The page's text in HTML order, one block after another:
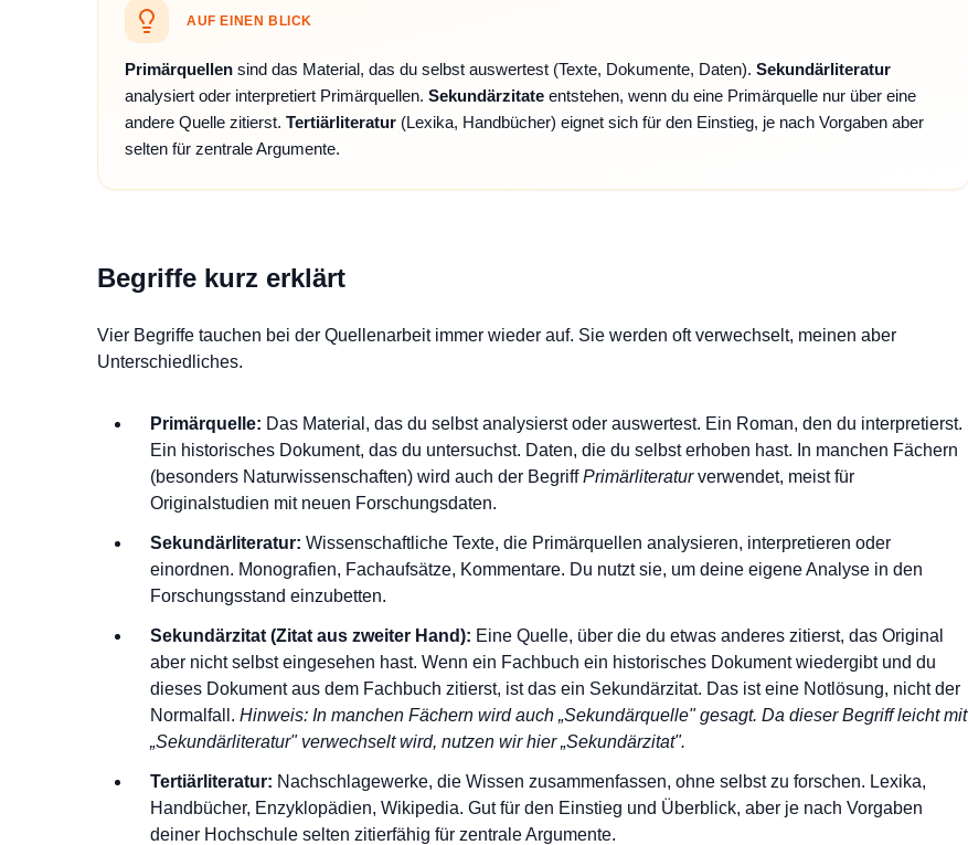
AUF EINEN BLICK
Primärquellen sind das Material, das du selbst auswertest (Texte, Dokumente, Daten). Sekundärliteratur
analysiert oder interpretiert Primärquellen. Sekundärzitate entstehen, wenn du eine Primärquelle nur über eine
andere Quelle zitierst. Tertiärliteratur (Lexika, Handbücher) eignet sich für den Einstieg, je nach Vorgaben aber
selten für zentrale Argumente.
Begriffe kurz erklärt
Vier Begriffe tauchen bei der Quellenarbeit immer wieder auf. Sie werden oft verwechselt, meinen aber
Unterschiedliches.
Primärquelle: Das Material, das du selbst analysierst oder auswertest. Ein Roman, den du interpretierst.
Ein historisches Dokument, das du untersuchst. Daten, die du selbst erhoben hast. In manchen Fächern
(besonders Naturwissenschaften) wird auch der BegriffPrimärliteraturverwendet, meist für
Originalstudien mit neuen Forschungsdaten.
Sekundärliteratur: Wissenschaftliche Texte, die Primärquellen analysieren, interpretieren oder
einordnen. Monografien, Fachaufsätze, Kommentare. Du nutzt sie, um deine eigene Analyse in den
Forschungsstand einzubetten.
Sekundärzitat (Zitat aus zweiter Hand): Eine Quelle, über die du etwas anderes zitierst, das Original
aber nicht selbst eingesehen hast. Wenn ein Fachbuch ein historisches Dokument wiedergibt und du
dieses Dokument aus dem Fachbuch zitierst, ist das ein Sekundärzitat. Das ist eine Notlösung, nicht der
Normalfall. Hinweis: In manchen Fächern wird auch „Sekundärquelle" gesagt. Da dieser Begriff leicht mit
„Sekundärliteratur" verwechselt wird, nutzen wir hier „Sekundärzitat".
Tertiärliteratur: Nachschlagewerke, die Wissen zusammenfassen, ohne selbst zu forschen. Lexika,
Handbücher, Enzyklopädien, Wikipedia. Gut für den Einstieg und Überblick, aber je nach Vorgaben
deiner Hochschule selten zitierfähig für zentrale Argumente.